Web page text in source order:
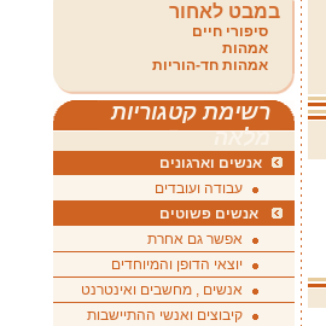
במבט לאחור
סיפורי חיים
אמהות
אמהות חד-הוריות
רשימת קטגוריות
מלאה
אנשים וארגונים
עבודה ועובדים
אנשים פשוטים
אפשר גם אחרת
יוצאי הדופן והמיוחדים
אנשים , מחשבים ואינטרנט
קיבוצים ואנשי ההתיישבות